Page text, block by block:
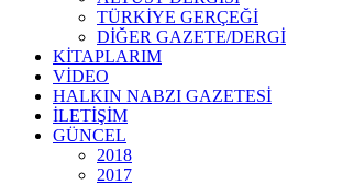
TÜRKİYE GERÇEĞİ
DİĞER GAZETE/DERGİ
KİTAPLARIM
VİDEO
HALKIN NABZI GAZETESİ
İLETİŞİM
GÜNCEL
2018
2017